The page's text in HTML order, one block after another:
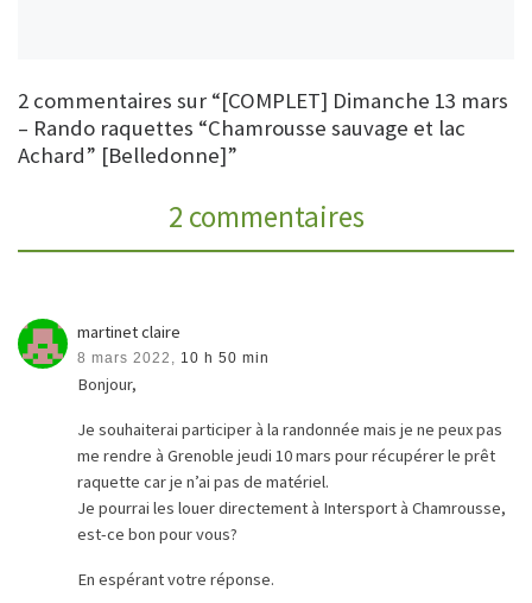
2 commentaires sur “[COMPLET] Dimanche 13 mars
– Rando raquettes “Chamrousse sauvage et lac
Achard” [Belledonne]”
2 commentaires
martinet claire
8 mars 2022, 10 h 50 min
Bonjour,
Je souhaiterai participer à la randonnée mais je ne peux pas
me rendre à Grenoble jeudi 10 mars pour récupérer le prêt
raquette car je n’ai pas de matériel.
Je pourrai les louer directement à Intersport à Chamrousse,
est-ce bon pour vous?
En espérant votre réponse.